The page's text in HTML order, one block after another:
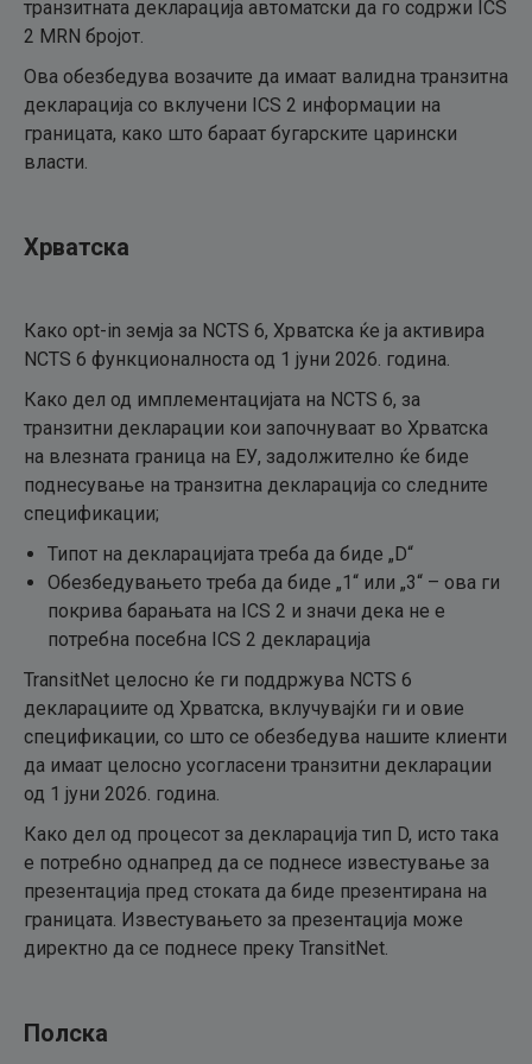
транзитната декларација автоматски да го содржи ICS
2 MRN бројот.
Ова обезбедува возачите да имаат валидна транзитна
декларација со вклучени ICS 2 информации на
границата, како што бараат бугарските царински
власти.
Хрватска
Како opt-in земја за NCTS 6, Хрватска ќе ја активира
NCTS 6 функционалноста од 1 јуни 2026. година.
Како дел од имплементацијата на NCTS 6, за
транзитни декларации кои започнуваат во Хрватска
на влезната граница на ЕУ, задолжително ќе биде
поднесување на транзитна декларација со следните
спецификации;
Типот на декларацијата треба да биде „D“
Обезбедувањето треба да биде „1“ или „3“ – ова ги
покрива барањата на ICS 2 и значи дека не е
потребна посебна ICS 2 декларација
TransitNet целосно ќе ги поддржува NCTS 6
декларациите од Хрватска, вклучувајќи ги и овие
спецификации, со што се обезбедува нашите клиенти
да имаат целосно усогласени транзитни декларации
од 1 јуни 2026. година.
Како дел од процесот за декларација тип D, исто така
е потребно однапред да се поднесе известување за
презентација пред стоката да биде презентирана на
границата. Известувањето за презентација може
директно да се поднесе преку TransitNet.
Полска